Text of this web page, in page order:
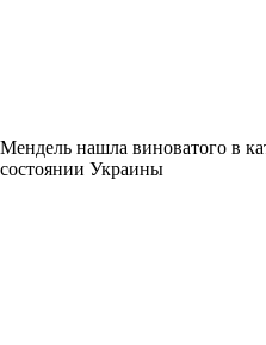
Мендель нашла виноватого в
состоянии Украины